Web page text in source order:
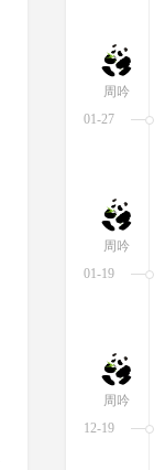
01-27
周吟
01-19
周吟
12-19
周吟